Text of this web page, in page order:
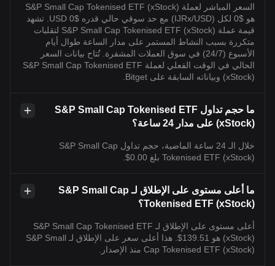
السعر المباشر لعملة S&P Small Cap Tokenised ETF (xStock)
هو $0 لكل (IJRx/USD) مع حد سوقي حالي قدره $0 USD. تشهد
قيمة عملة S&P Small Cap Tokenised ETF (xStock) لتقلبات
متكررة بسبب النشاط المستمر على مدار الساعة طوال أيام
الأسبوع (24/7) في سوق العملات المشفرة. تُتاح بيانات السعر
الحالي في الوقت الفعلي لعملة S&P Small Cap Tokenised ETF
(xStock) وبياناته السابقة على Bitget.
ما حجم تداول S&P Small Cap Tokenised ETF
(xStock) على مدار 24 ساعة؟
خلال الـ 24 ساعة الماضية، حجم تداول S&P Small Cap
Tokenised ETF (xStock) بلغ 0.00$.
ما أعلى مستوى على الإطلاق لـ S&P Small Cap
Tokenised ETF (xStock)؟
أعلى مستوى على الإطلاق لـ S&P Small Cap Tokenised ETF
(xStock) هو 139.51$. هذا أعلى سعر على الإطلاق لـ S&P Small
Cap Tokenised ETF (xStock) منذ الإصدار.